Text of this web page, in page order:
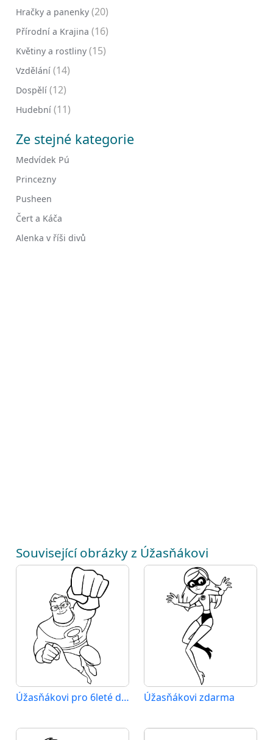
Hračky a panenky (20)
Přírodní a Krajina (16)
Květiny a rostliny (15)
Vzdělání (14)
Dospělí (12)
Hudební (11)
Ze stejné kategorie
Medvídek Pú
Princezny
Pusheen
Čert a Káča
Alenka v říši divů
Související obrázky z Úžasňákovi
Úžasňákovi pro 6leté děti Úžasňákovi zdarma